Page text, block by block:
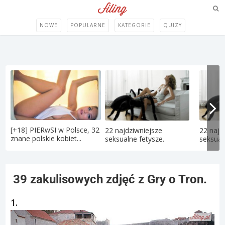
NOWE POPULARNE KATEGORIE QUIZY
[+18] PIERwSI w Polsce, 32
znane polskie kobiet...
22 najdziwniejsze
seksualne fetysze.
22
39 zakulisowych zdjęć z Gry o Tron.
1.